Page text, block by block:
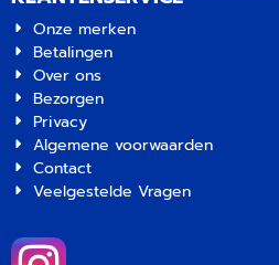
Onze merken
Betalingen
Over ons
Bezorgen
Privacy
Algemene voorwaarden
Contact
Veelgestelde Vragen